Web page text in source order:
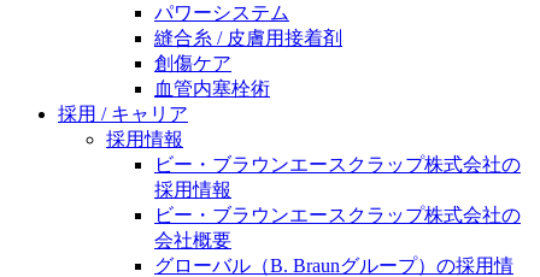
販売代理店さま向け情報​
水頭症について
「水頭症」とはどのような疾患なのでしょう。成人に
多い水頭症と、小児に多い水頭症の特徴と症状、検査
や治療法など「水頭症」の概要を知っていただくこと
ができます。
エースクラップアカデミー
医療に携わるあらゆる方々に、学びと情報共有の場を
提供していくことを目指します。
パワーシステム
縫合糸 / 皮膚用接着剤
創傷ケア
血管内塞栓術
採用 / キャリア
採用情報
ビー・ブラウンエースクラップ株式会社の
採用情報
ビー・ブラウンエースクラップ株式会社の
会社概要
グローバル（B. Braunグループ）の採用情